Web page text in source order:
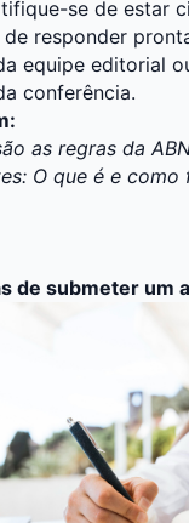
se de estar
responder
equipe editorial
conferência.
as regras da
O que é e como
de submeter um